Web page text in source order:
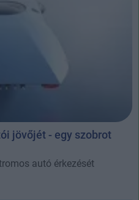
jövőjét - egy szobrot
autó érkezését